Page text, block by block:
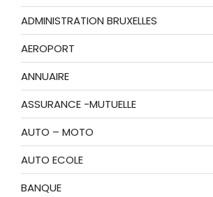
ADMINISTRATION BRUXELLES
AEROPORT
ANNUAIRE
ASSURANCE -MUTUELLE
AUTO – MOTO
AUTO ECOLE
BANQUE